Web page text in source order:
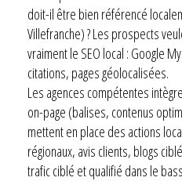
doit-il être bien référencé
Villefranche) ? Les prospects
vraiment le SEO local : Google
citations, pages géolocalisées.
Les agences compétentes
on-page (balises, contenus
mettent en place des actions
régionaux, avis clients, blogs
trafic ciblé et qualifié dans le